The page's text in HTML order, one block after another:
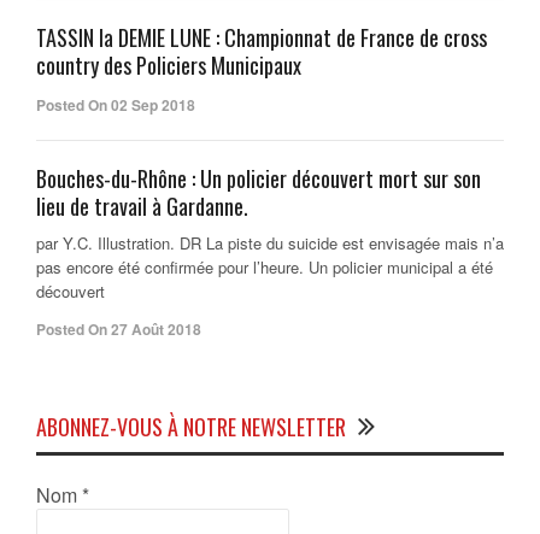
TASSIN la DEMIE LUNE : Championnat de France de cross
country des Policiers Municipaux
Posted On 02 Sep 2018
Bouches-du-Rhône : Un policier découvert mort sur son
lieu de travail à Gardanne.
par Y.C. Illustration. DR La piste du suicide est envisagée mais n’a
pas encore été confirmée pour l’heure. Un policier municipal a été
découvert
Posted On 27 Août 2018
ABONNEZ-VOUS À NOTRE NEWSLETTER
Nom *